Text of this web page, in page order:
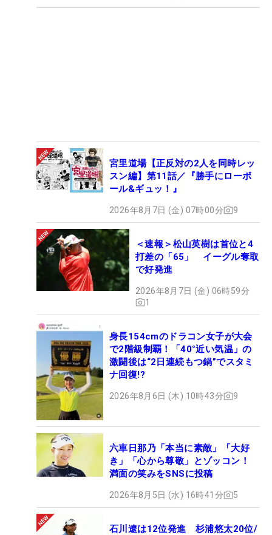
宮里道場【正反対の2人を同時レッ
スン編】第11話／『勝手にローボ
ール&ギュッ！』
2026年8月7日 (金) 07時00分 9
＜速報＞松山英樹は首位と4
打差の「65」 イーグル奪取
で好発進
2026年8月7日 (金) 06時59分
1
身長154cmのドラコン女子が大会
で2階級制覇！「40°近い気温」の
激闘後は“2日連続もつ鍋”でスタミ
ナ回復!?
2026年8月6日 (木) 10時43分 9
六車日那乃「本当に素敵」「大好
き」「心から尊敬」とゾッコン！
満面の笑みをSNSに投稿
2026年8月5日 (水) 16時41分 5
石川遼は12位発進 杉浦悠太20位/